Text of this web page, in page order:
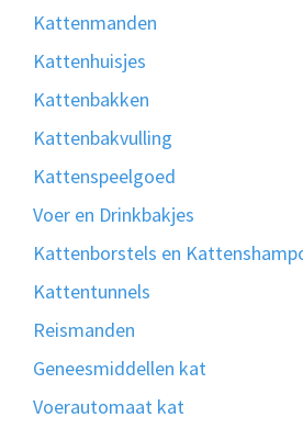
Kattenmanden
Kattenhuisjes
Kattenbakken
Kattenbakvulling
Kattenspeelgoed
Voer en Drinkbakjes
Kattenborstels en
Kattentunnels
Reismanden
Geneesmiddellen kat
Voerautomaat kat